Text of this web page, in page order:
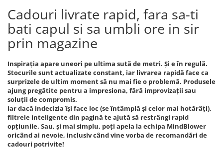
Cadouri livrate rapid, fara sa-ti
bati capul si sa umbli ore in sir
prin magazine
Inspirația apare uneori pe ultima sută de metri. Și e în regulă.
Stocurile sunt actualizate constant, iar livrarea rapidă face ca
surprizele de ultim moment să nu mai fie o problemă. Produsele
ajung pregătite pentru a impresiona, fără improvizații sau
soluții de compromis.
Iar dacă indecizia își face loc (se întâmplă și celor mai hotărâți),
filtrele inteligente din pagină te ajută să restrângi rapid
opțiunile. Sau, și mai simplu, poți apela la echipa MindBlower
oricând ai nevoie, inclusiv când vine vorba de recomandări de
cadouri potrivite!